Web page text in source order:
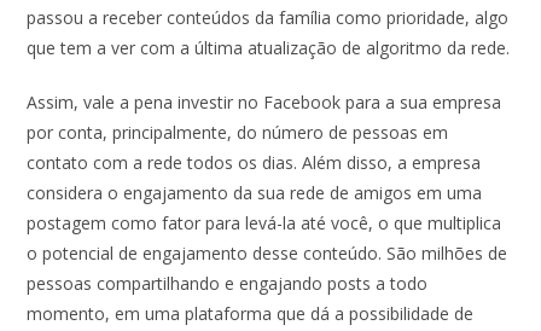
passou a receber conteúdos da família como prioridade, algo
que tem a ver com a última atualização de algoritmo da rede.
Assim, vale a pena investir no Facebook para a sua empresa
por conta, principalmente, do número de pessoas em
contato com a rede todos os dias. Além disso, a empresa
considera o engajamento da sua rede de amigos em uma
postagem como fator para levá-la até você, o que multiplica
o potencial de engajamento desse conteúdo. São milhões de
pessoas compartilhando e engajando posts a todo
momento, em uma plataforma que dá a possibilidade de